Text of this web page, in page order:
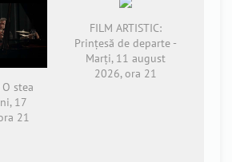
O stea
17
21
FILM ARTISTIC:
Prințesă de departe -
Marți, 11 august
2026, ora 21